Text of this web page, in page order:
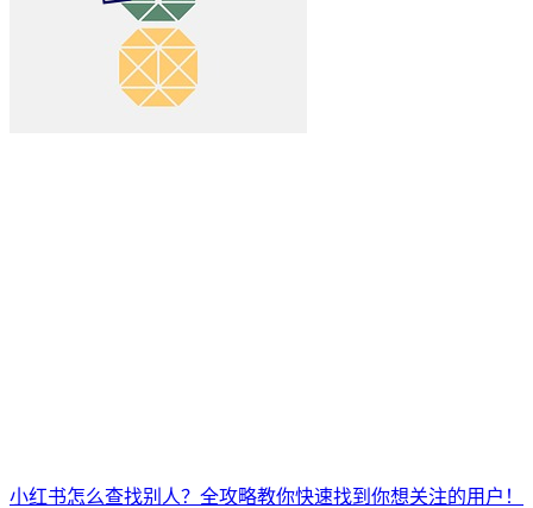
小红书怎么查找别人？全攻略教你快速找到你想关注的用户！